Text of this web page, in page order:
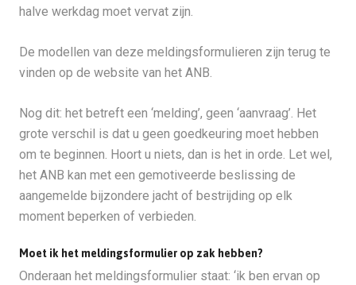
halve werkdag moet vervat zijn.
De modellen van deze meldingsformulieren zijn terug te
vinden op de website van het ANB.
Nog dit: het betreft een ‘melding’, geen ‘aanvraag’. Het
grote verschil is dat u geen goedkeuring moet hebben
om te beginnen. Hoort u niets, dan is het in orde. Let wel,
het ANB kan met een gemotiveerde beslissing de
aangemelde bijzondere jacht of bestrijding op elk
moment beperken of verbieden.
Moet ik het meldingsformulier op zak hebben?
Onderaan het meldingsformulier staat: ‘ik ben ervan op